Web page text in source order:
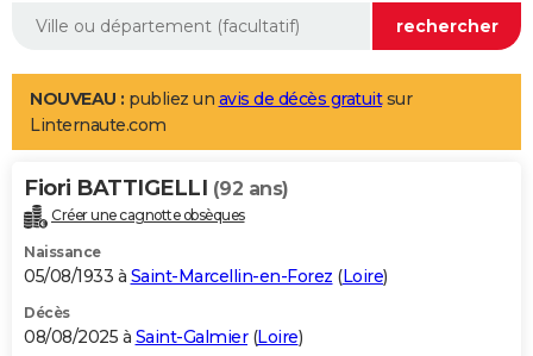
Aménagement intérieur
LIFESTYLE
Art de vivre
Bien-être
Loisirs
Mode
Modes de vie
Alimentation
Guide de la santé
Maladies
Médicaments
Sommeil
VOYAGE
Destinations
City break
Voyage nature
Voyage de noces
Forum
Climat
+PHOTO
GUIDES D'ACHAT
BONS PLANS
NOUVEAU : publiez un avis de décès gratuitsur
Linternaute.com
Fiori BATTIGELLI (92 ans)
Créer une cagnotte obsèques
Naissance
05/08/1933 à Saint-Marcellin-en-Forez (Loire)
Décès
08/08/2025 à Saint-Galmier(Loire)